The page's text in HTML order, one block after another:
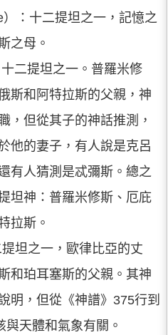
：十二提坦之一，記憶之
之母。
二提坦之一。普羅米修
斯和阿特拉斯的父親，神
，但從其子的神話推測，
他的妻子，有人說是克呂
有人猜測是忒彌斯。總之
坦神：普羅米修斯、厄庇
拉斯。
坦之一，歐律比亞的丈
和珀耳塞斯的父親。其神
明，但從《神譜》375行到
天體和氣象有關。